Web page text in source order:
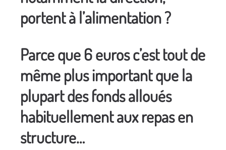
portent à l’alimentation ?
Parce que 6 euros c’est tout de
même plus important que la
plupart des fonds alloués
habituellement aux repas en
structure…